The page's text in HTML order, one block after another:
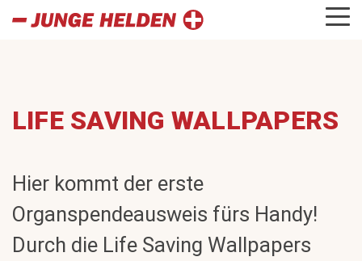
LIFE SAVING WALLPAPERS
Hier kommt der erste
Organspendeausweis fürs Handy!
Durch die Life Saving Wallpapers